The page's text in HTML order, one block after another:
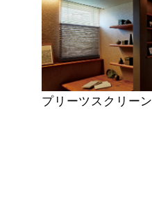
プリーツスクリーン